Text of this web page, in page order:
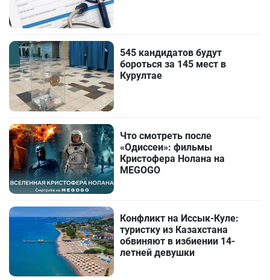
545 кандидатов будут
бороться за 145 мест в
Курултае
Что смотреть после
«Одиссеи»: фильмы
Кристофера Нолана на
MEGOGO
Конфликт на Иссык-Куле:
туристку из Казахстана
обвиняют в избиении 14-
летней девушки